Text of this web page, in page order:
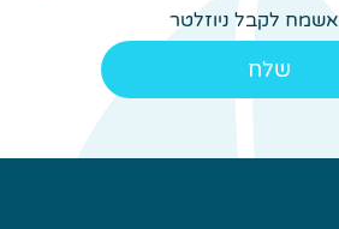
אשמח לקבל ניוזלטר